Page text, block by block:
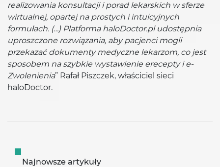
realizowania konsultacji i porad lekarskich w sferze
wirtualnej, opartej na prostych i intuicyjnych
formułach. (…) Platforma haloDoctor.pl udostępnia
uproszczone rozwiązania, aby pacjenci mogli
przekazać dokumenty medyczne lekarzom, co jest
sposobem na szybkie wystawienie erecepty i e-
Zwolenienia” Rafał Piszczek, właściciel sieci
haloDoctor.
Najnowsze artykuły